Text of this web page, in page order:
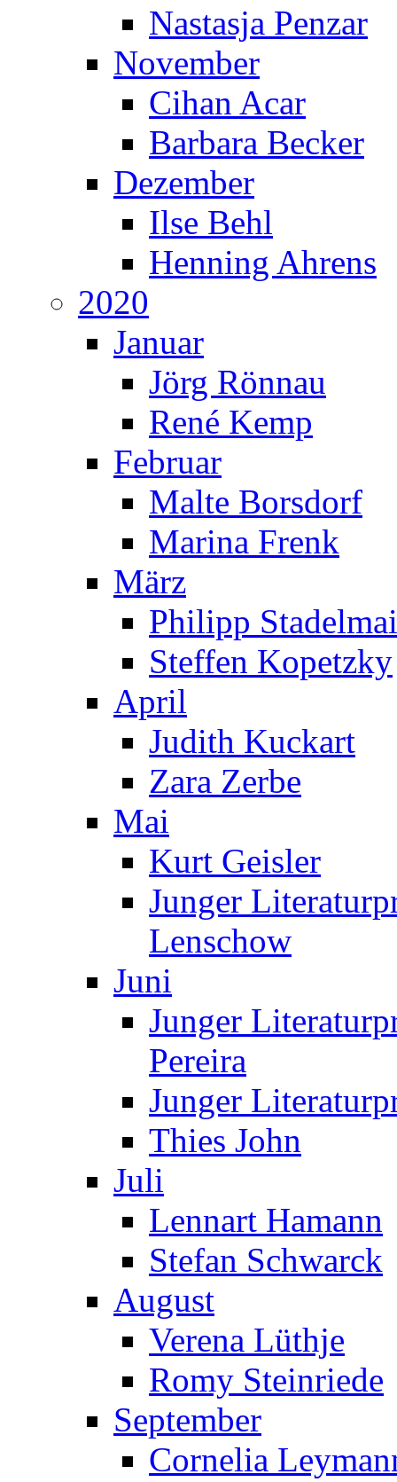
Nastasja Penzar
November
Cihan Acar
Barbara Becker
Dezember
Ilse Behl
Henning Ahrens
2020
Januar
Jörg Rönnau
René Kemp
Februar
Malte Borsdorf
Marina Frenk
März
Philipp
Steffen Kopetzky
April
Judith Kuckart
Zara Zerbe
Mai
Kurt Geisler
Junger
Lenschow
Juni
Junger
Pereira
Junger
Thies John
Juli
Lennart Hamann
Stefan Schwarck
August
Verena Lüthje
Romy Steinriede
September
Cornelia